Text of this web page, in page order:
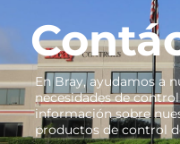
En Bray, ayudamos a
necesidades de
información sobre
productos de control